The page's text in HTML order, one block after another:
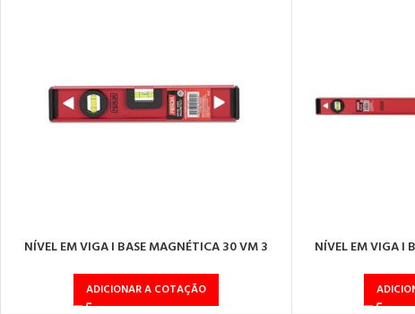
NÍVEL EM VIGA I BASE MAGNÉTICA 30 VM 3
ADICIONAR A COTAÇÃO
NÍVEL EM VIGA I